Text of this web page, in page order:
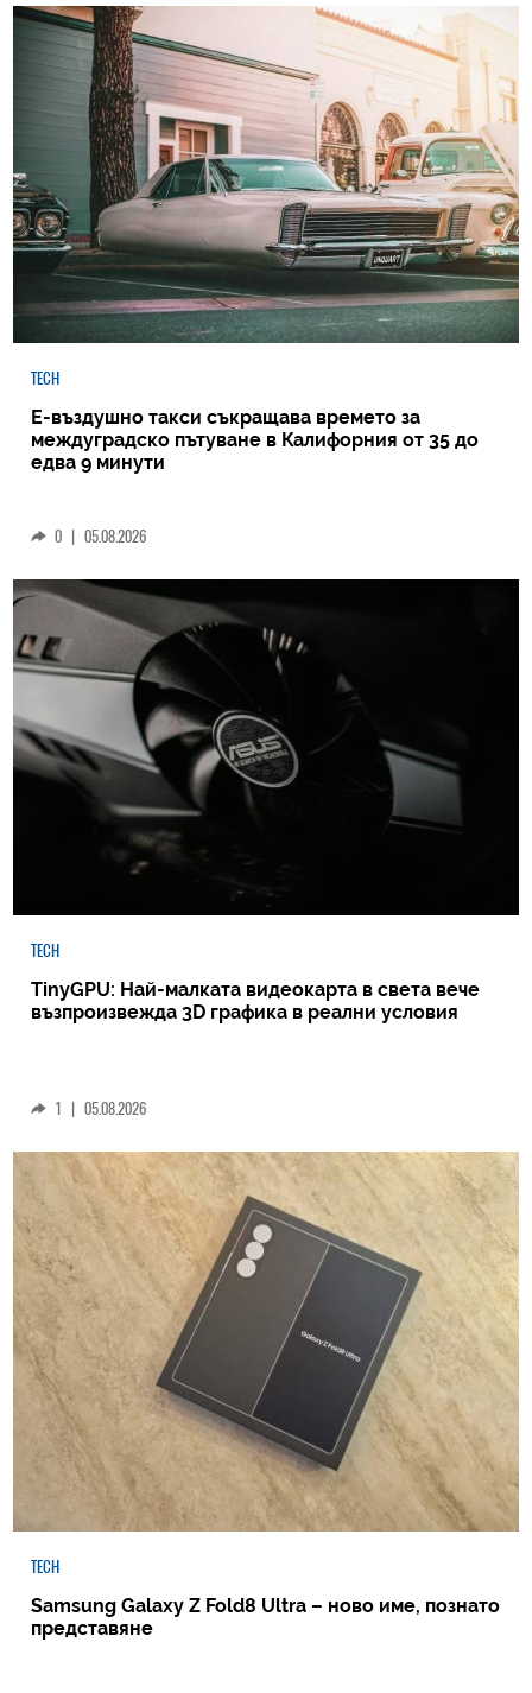
TECH
Е-въздушно такси съкращава времето за
междуградско пътуване в Калифорния от 35 до
едва 9 минути
0 | 05.08.2026
TECH
TinyGPU: Най-малката видеокарта в света вече
възпроизвежда 3D графика в реални условия
1 | 05.08.2026
TECH
Samsung Galaxy Z Fold8 Ultra – ново име, познато
представяне